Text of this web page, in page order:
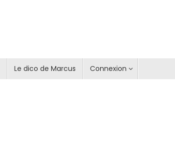
Le dico de Marcus Connexion